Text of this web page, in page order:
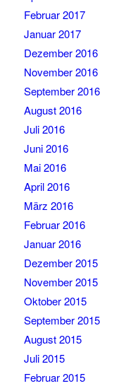
Februar 2017
Januar 2017
Dezember 2016
November 2016
September 2016
August 2016
Juli 2016
Juni 2016
Mai 2016
April 2016
März 2016
Februar 2016
Januar 2016
Dezember 2015
November 2015
Oktober 2015
September 2015
August 2015
Juli 2015
Februar 2015